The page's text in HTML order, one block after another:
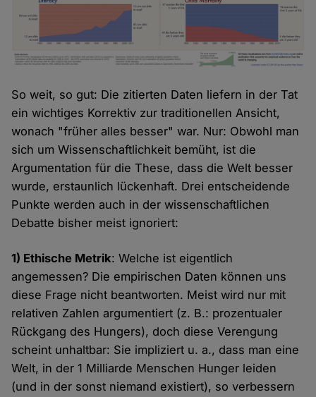
So weit, so gut: Die zitierten Daten liefern in der Tat
ein wichtiges Korrektiv zur traditionellen Ansicht,
wonach "früher alles besser" war. Nur: Obwohl man
sich um Wissenschaftlichkeit bemüht, ist die
Argumentation für die These, dass die Welt besser
wurde, erstaunlich lückenhaft. Drei entscheidende
Punkte werden auch in der wissenschaftlichen
Debatte bisher meist ignoriert:
1) Ethische Metrik: Welche ist eigentlich
angemessen? Die empirischen Daten können uns
diese Frage nicht beantworten. Meist wird nur mit
relativen Zahlen argumentiert (z. B.: prozentualer
Rückgang des Hungers), doch diese Verengung
scheint unhaltbar: Sie impliziert u. a., dass man eine
Welt, in der 1 Milliarde Menschen Hunger leiden
(und in der sonst niemand existiert), so verbessern